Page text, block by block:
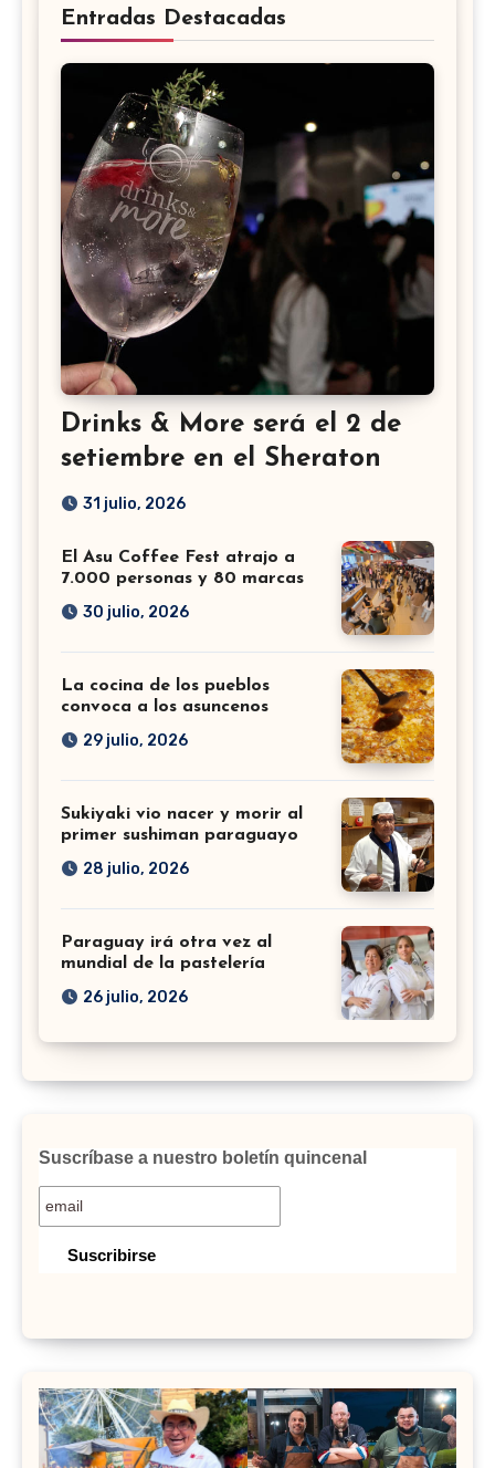
Entradas Destacadas
Drinks & More será el 2 de
setiembre en el Sheraton
31 julio, 2026
El Asu Coffee Fest atrajo a
7.000 personas y 80 marcas
30 julio, 2026
La cocina de los pueblos
convoca a los asuncenos
29 julio, 2026
Sukiyaki vio nacer y morir al
primer sushiman paraguayo
28 julio, 2026
Paraguay irá otra vez al
mundial de la pastelería
26 julio, 2026
Suscríbase a nuestro boletín quincenal